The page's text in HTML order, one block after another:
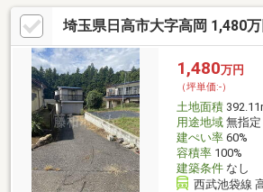
（2400ｍ）・武蔵台病院（1100ｍ）・マミ
（3500ｍ）・ローソン日高高麗店（1500ｍ）
埼玉県日高市大字高岡 1,480万
1,480万円
（坪単価:-）
土地面積
用途地域無指定
建ぺい率60%
容積率100%
建築条件なし
西武池袋線